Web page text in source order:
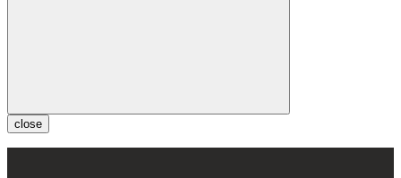
close